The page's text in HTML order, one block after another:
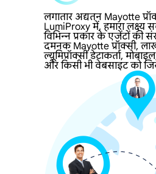
लगातार अद्यतन Mayotte
LumiProxy में, हमारा
विभिन्न प्रकार के एजेंटों की
दमनक Mayotte प्रॉक्सी,
ल्यूमिप्रॉक्सी डेटाकर्ता,
और किसी भी वेबसाइट को